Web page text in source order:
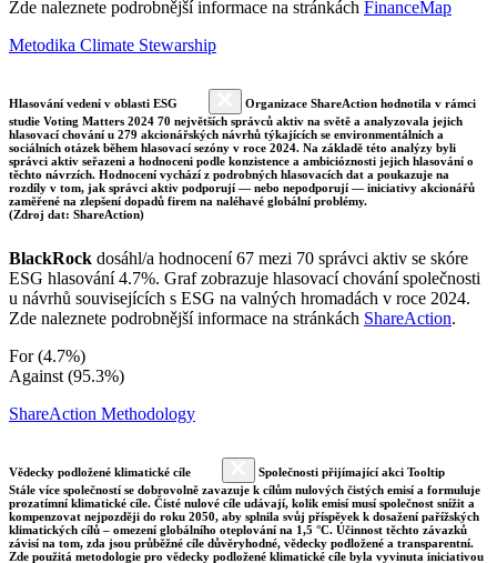
Zde naleznete podrobnější informace na stránkách FinanceMap
Metodika Climate Stewarship
Hlasování vedení v oblasti ESG
Organizace ShareAction hodnotila v rámci
studie Voting Matters 2024 70 největších správců aktiv na světě a analyzovala jejich
hlasovací chování u 279 akcionářských návrhů týkajících se environmentálních a
sociálních otázek během hlasovací sezóny v roce 2024. Na základě této analýzy byli
správci aktiv seřazeni a hodnoceni podle konzistence a ambicióznosti jejich hlasování o
těchto návrzích. Hodnocení vychází z podrobných hlasovacích dat a poukazuje na
rozdíly v tom, jak správci aktiv podporují — nebo nepodporují — iniciativy akcionářů
zaměřené na zlepšení dopadů firem na naléhavé globální problémy.
(Zdroj dat: ShareAction)
BlackRock dosáhl/a hodnocení 67 mezi 70 správci aktiv se skóre
ESG hlasování 4.7%. Graf zobrazuje hlasovací chování společnosti
u návrhů souvisejících s ESG na valných hromadách v roce 2024.
Zde naleznete podrobnější informace na stránkách ShareAction.
For (4.7%)
Against (95.3%)
ShareAction Methodology
Vědecky podložené klimatické cíle
Společnosti přijímající akci Tooltip
Stále více společností se dobrovolně zavazuje k cílům nulových čistých emisí a formuluje
prozatímní klimatické cíle. Čisté nulové cíle udávají, kolik emisí musí společnost snížit a
kompenzovat nejpozději do roku 2050, aby splnila svůj příspěvek k dosažení pařížských
klimatických cílů – omezení globálního oteplování na 1,5 °C. Účinnost těchto závazků
závisí na tom, zda jsou průběžné cíle důvěryhodné, vědecky podložené a transparentní.
Zde použitá metodologie pro vědecky podložené klimatické cíle byla vyvinuta iniciativou